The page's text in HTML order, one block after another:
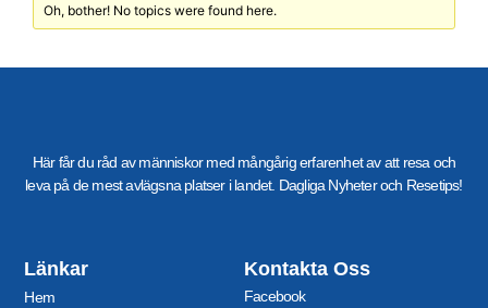
Oh, bother! No topics were found here.
Här får du råd av människor med mångårig erfarenhet av att resa och
leva på de mest avlägsna platser i landet. Dagliga Nyheter och Resetips!
Länkar
Hem
Kontakta Oss
Facebook